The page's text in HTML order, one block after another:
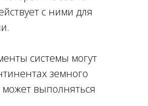
с ними для
системы могут
земного
выполняться